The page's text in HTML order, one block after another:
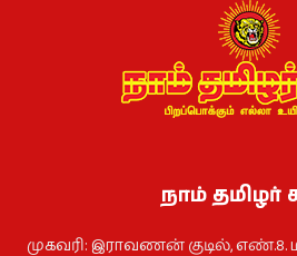
நாம் தமிழர்
முகவரி: இராவணன் குடில்,